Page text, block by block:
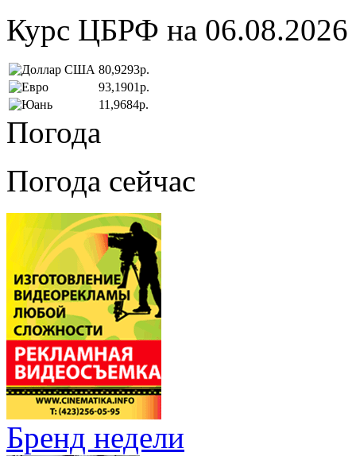
Курс ЦБРФ на 06.08.2026
80,9293р.
93,1901р.
11,9684р.
Погода
Погода сейчас
Бренд недели